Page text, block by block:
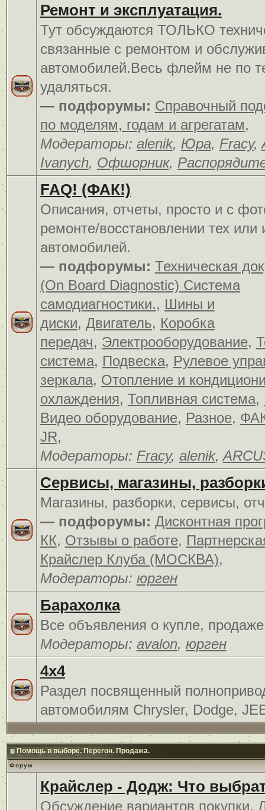
Ремонт и эксплуатация.
Тут обсуждаются ТОЛЬКО
связанные с ремонтом и
автомобилей.Весь флейм не по
удаляться.
— подфорумы: Справочный
по моделям, годам и агрегатам,
Модераторы: alenik, Юра, Fracy,
Ivanych, Офшорник,
FAQ! (ФАК!)
Описания, отчеты, просто и c
ремонте/восстановлении тех или
автомобилей.
— подфорумы: Техническая
(On Board Diagnostic) Система
самодиагностики., Шины и
диски, Двигатель, Коробка
передач, Электрооборудование,
система, Подвеска, Рулевое
зеркала, Отопление и
охлаждения, Топливная система,
Видео оборудование, Разное,
JR,
Модераторы: Fracy, alenik,
Сервисы, магазины,
Магазины, разборки, сервисы,
— подфорумы: Дисконтная
КК, Отзывы о работе,
Крайслер Клуба (МОСКВА),
Модераторы: юрген
Барахолка
Все объявления о купле,
Модераторы: avalon, юрген
4x4
Раздел посвященный
автомобилям Chrysler, Dodge,
Помощь в выборе. Перегон. Продажа.
Форум
Крайслер - Додж: Что
Обсуждение вариантов покупки.